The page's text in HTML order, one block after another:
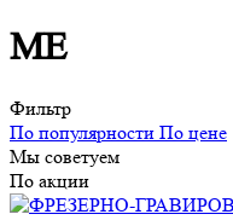
ME
Фильтр
По популярности По цене
Мы советуем
По акции